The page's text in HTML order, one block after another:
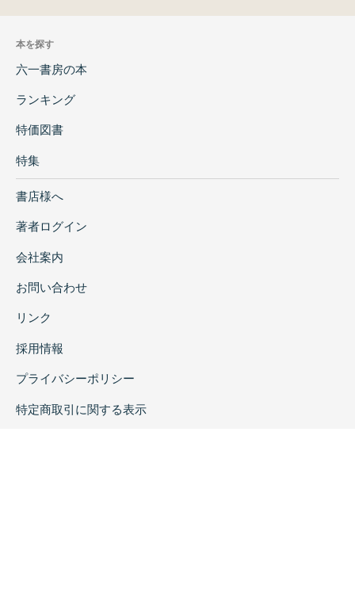
本を探す
六一書房の本
ランキング
特価図書
特集
書店様へ
著者ログイン
会社案内
お問い合わせ
リンク
採用情報
プライバシーポリシー
特定商取引に関する表示